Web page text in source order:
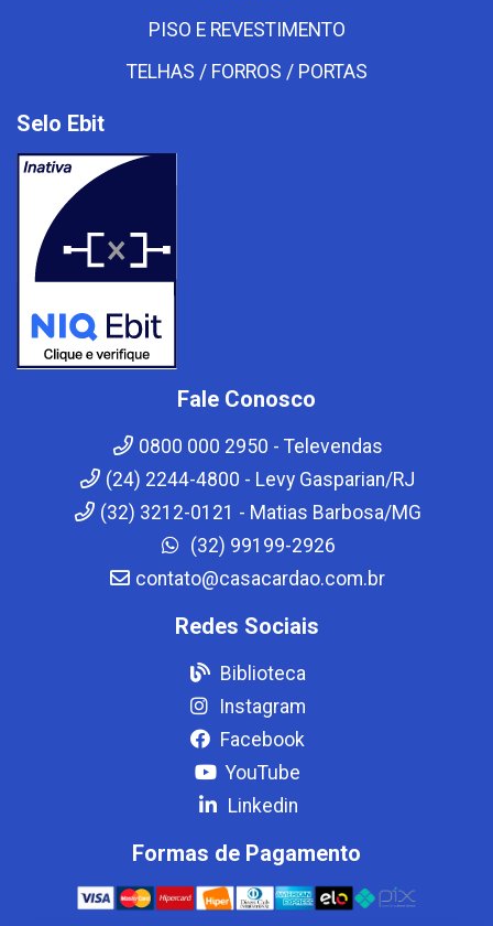
PISO E REVESTIMENTO
TELHAS / FORROS / PORTAS
Selo Ebit
Fale Conosco
0800 000 2950 - Televendas
(24) 2244-4800 - Levy Gasparian/RJ
(32) 3212-0121 - Matias Barbosa/MG
(32) 99199-2926
contato@casacardao.com.br
Redes Sociais
Biblioteca
Instagram
Facebook
YouTube
Linkedin
Formas de Pagamento